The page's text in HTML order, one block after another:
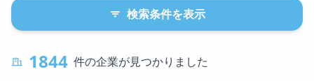
検索条件を表示
1844 件の企業が見つかりました